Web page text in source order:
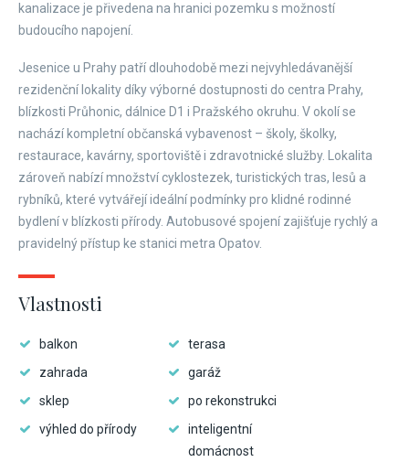
kanalizace je přivedena na hranici pozemku s možností
budoucího napojení.
Jesenice u Prahy patří dlouhodobě mezi nejvyhledávanější
rezidenční lokality díky výborné dostupnosti do centra Prahy,
blízkosti Průhonic, dálnice D1 i Pražského okruhu. V okolí se
nachází kompletní občanská vybavenost – školy, školky,
restaurace, kavárny, sportoviště i zdravotnické služby. Lokalita
zároveň nabízí množství cyklostezek, turistických tras, lesů a
rybníků, které vytvářejí ideální podmínky pro klidné rodinné
bydlení v blízkosti přírody. Autobusové spojení zajišťuje rychlý a
pravidelný přístup ke stanici metra Opatov.
Vlastnosti
balkon
terasa
zahrada
garáž
sklep
po rekonstrukci
výhled do přírody
inteligentní
domácnost